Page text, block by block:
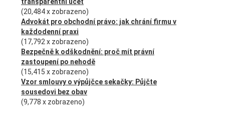
(20,484 x zobrazeno)
Advokát pro obchodní právo: jak chrání firmu v
každodenní praxi
(17,792 x zobrazeno)
Bezpečně k odškodnění: proč mít právní
zastoupení po nehodě
(15,415 x zobrazeno)
Vzor smlouvy o výpůjčce sekačky: Půjčte
sousedovi bez obav
(9,778 x zobrazeno)